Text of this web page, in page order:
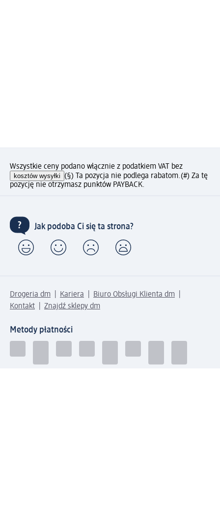
Wszystkie ceny podano włącznie z podatkiem VAT bez
kosztów wysyłki (§) Ta pozycja nie podlega rabatom.(#) Za tę
pozycję nie otrzymasz punktów PAYBACK.
Jak podoba Ci się ta strona?
Drogeria dm Kariera
Biuro Obsługi Klienta dm
Kontakt
Znajdź sklepy dm
Metody płatności